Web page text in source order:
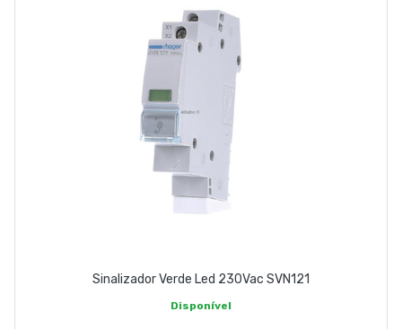
Sinalizador Verde Led 230Vac SVN121
Disponível